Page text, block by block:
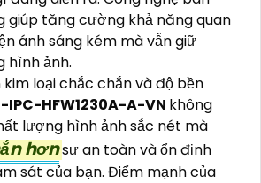
giúp tăng cường khả năng quan
ánh sáng kém mà vẫn giữ
hình ảnh.
loại chắc chắn và độ bền
IPC-HFW1230A-A-VN không
lượng hình ảnh sắc nét mà
hơnsự an toàn và ổn định
sát của bạn. Điểm mạnh của